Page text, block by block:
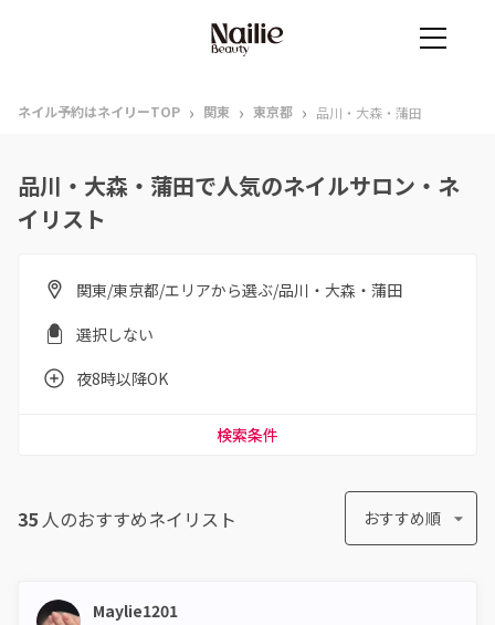
ネイル予約はネイリーTOP › 関東 › 東京都 › 品川・大森・蒲田
品川・大森・蒲田で人気のネイルサロン・ネ
イリスト
関東/東京都/エリアから選ぶ/品川・大森・蒲田
選択しない
夜8時以降OK
検索条件
35 人のおすすめネイリスト おすすめ順
Maylie1201